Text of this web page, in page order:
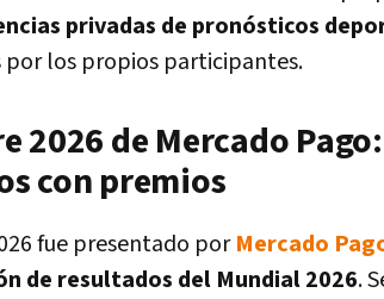
privadas de pronósticos
por los propios participantes.
2026 de Mercado
con premios
fue presentado porMercado
de resultados del Mundial 2026.